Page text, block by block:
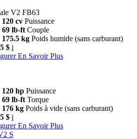
V2 FB63
120 cv Puissance
69 lb-ft Couple
175.5 kg Poids humide (sans carburant)
$ i
En Savoir Plus
120 hp Puissance
69 lb-ft Torque
176 kg Poids à vide (sans carburant)
$ i
En Savoir Plus
S